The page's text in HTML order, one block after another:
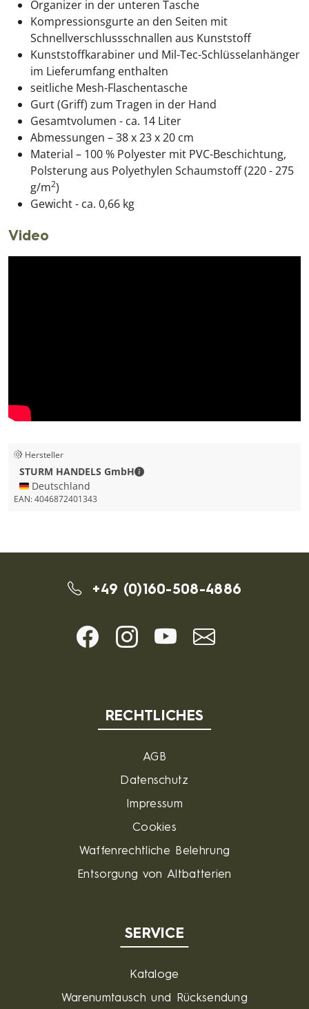
Organizer in der unteren Tasche
Kompressionsgurte an den Seiten mit
Schnellverschlussschnallen aus Kunststoff
Kunststoffkarabiner und Mil-Tec-Schlüsselanhänger
im Lieferumfang enthalten
seitliche Mesh-Flaschentasche
Gurt (Griff) zum Tragen in der Hand
Gesamtvolumen - ca. 14 Liter
Abmessungen – 38 x 23 x 20 cm
Material – 100 % Polyester mit PVC-Beschichtung,
Polsterung aus Polyethylen Schaumstoff (220 - 275
g/m2)
Gewicht - ca. 0,66 kg
Video
Hersteller
STURM HANDELS GmbH
STURM HANDELS GmbH -
🇩🇪 Deutschland
EAN:4046872401343
+49 (0)160-508-4886
RECHTLICHES
AGB
Datenschutz
Impressum
Cookies
Waffenrechtliche Belehrung
Entsorgung von Altbatterien
SERVICE
Kataloge
Warenumtausch und Rücksendung